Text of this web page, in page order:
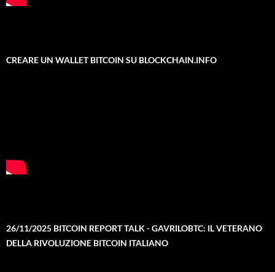
CREARE UN WALLET BITCOIN SU BLOCKCHAIN.INFO
26/11/2025 BITCOIN REPORT TALK - GAVRILOBTC: IL VETERANO
DELLA RIVOLUZIONE BITCOIN ITALIANO